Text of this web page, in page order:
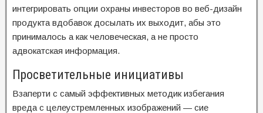
интегрировать опции охраны инвесторов во веб-дизайн
продукта вдобавок досылать их выходит, абы это
принималось а как человеческая, а не просто
адвокатская информация.
Просветительные инициативы
Взаперти с самый эффективных методик избегания
вреда с целеустремленных изображений — сие